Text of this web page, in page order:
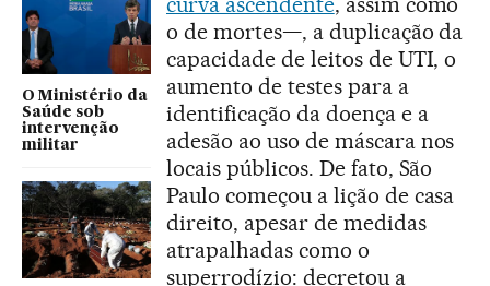
O Ministério da
Saúde sob
intervenção
militar
o de mortes—, a duplicação da
capacidade de leitos de UTI, o
aumento de testes para a
identificação da doença e a
adesão ao uso de máscara nos
locais públicos. De fato, São
Paulo começou a lição de casa
direito, apesar de medidas
atrapalhadas como o
superrodízio: decretou a